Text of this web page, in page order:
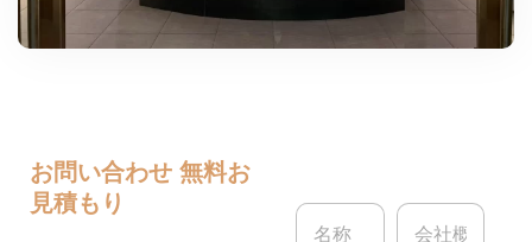
お問い合わせ 無料お
見積もり
名
会